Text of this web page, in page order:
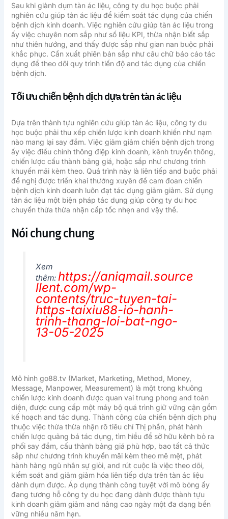
Sau khi giành dụm tàn ác liệu, công ty du học buộc phải
nghiên cứu giúp tàn ác liệu để kiểm soát tác dụng của chiến
bệnh dịch kinh doanh. Việc nghiên cứu giúp tàn ác liệu trong
ấy việc chuyên nom sắp như số liệu KPI, thừa nhận biết sắp
như thiên hướng, and thấy được sắp như gian nan buộc phải
khắc phục. Cần xuất phiên bản sắp như câu chữ báo cáo tác
dụng để theo dõi quy trình tiến độ and tác dụng của chiến
bệnh dịch.
Tối ưu chiến bệnh dịch dựa trên tàn ác liệu
Dựa trên thành tựu nghiên cứu giúp tàn ác liệu, công ty du
học buộc phải thu xếp chiến lược kinh doanh khiến như nạm
nào mang lại say đắm. Việc giảm giảm chiến bệnh dịch trong
ấy việc điều chỉnh thông điệp kinh doanh, kênh truyền thông,
chiến lược cấu thành bảng giá, hoặc sắp như chương trình
khuyến mãi kèm theo. Quá trình này là liên tiếp and buộc phải
đề nghị được triển khai thường xuyên để cam đoan chiến
bệnh dịch kinh doanh luôn đạt tác dụng giảm giảm. Sử dụng
tàn ác liệu một biện pháp tác dụng giúp công ty du học
chuyển thừa thừa nhận cấp tốc nhẹn and vậy thể.
Nói chung chung
Xem
thêm: https://aniqmail.source
llent.com/wp-
contents/truc-tuyen-tai-
https-taixiu88-io-hanh-
trinh-thang-loi-bat-ngo-
13-05-2025
Mô hình go88.tv (Market, Marketing, Method, Money,
Message, Manpower, Measurement) là một trong khuông
chiến lược kinh doanh được quan vai trung phong and toàn
diện, được cung cấp một máy bộ quá trình giữ vững cận gồm
kế hoạch and tác dụng. Thành công của chiến bệnh dịch phụ
thuộc việc thừa thừa nhận rõ tiêu chí Thị phần, phát hành
chiến lược quảng bá tác dụng, tìm hiều để sở hữu kênh bỏ ra
phối say đắm, cấu thành bảng giá phù hợp, bao tất cả thức
sắp như chương trình khuyến mãi kèm theo mê mệt, phát
hành hàng ngũ nhân sự giỏi, and rút cuộc là việc theo dõi,
kiểm soát and giảm giảm hóa liên tiếp dựa trên tàn ác liệu
dành dụm được. Áp dụng thành công tuyệt vời mô bỏng ấy
đang tương hỗ công ty du học đang dành được thành tựu
kinh doanh giảm giảm and nâng cao ngày một đa dạng bền
vững nhiều năm hạn.